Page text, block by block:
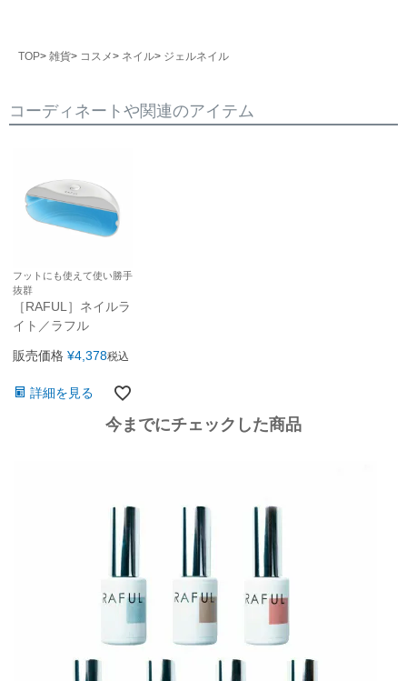
TOP 雑貨 コスメ ネイル ジェルネイル
コーディネートや関連のアイテム
フットにも使えて使い勝手
抜群
［RAFUL］ネイルラ
イト／ラフル
販売価格 ¥4,378税込
詳細を見る
今までにチェックした商品